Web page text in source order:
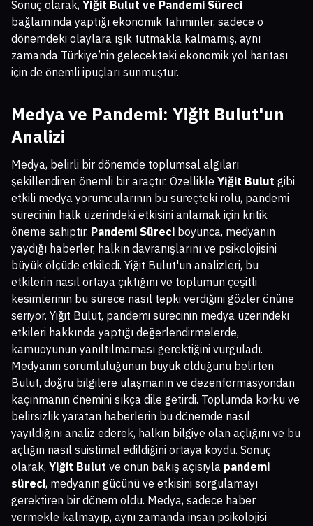
Sonuç olarak, Yiğit Bulut ve Pandemi Süreci
bağlamında yaptığı ekonomik tahminler, sadece o
dönemdeki olaylara ışık tutmakla kalmamış, aynı
zamanda Türkiye’nin gelecekteki ekonomik yol haritası
için de önemli ipuçları sunmuştur.
Medya ve Pandemi: Yiğit Bulut'un
Analizi
Medya, belirli bir dönemde toplumsal algıları
şekillendiren önemli bir araçtır. Özellikle Yiğit Bulut gibi
etkili medya yorumcularının bu süreçteki rolü, pandemi
sürecinin halk üzerindeki etkisini anlamak için kritik
öneme sahiptir. Pandemi Süreci boyunca, medyanın
yaydığı haberler, halkın davranışlarını ve psikolojisini
büyük ölçüde etkiledi. Yiğit Bulut'un analizleri, bu
etkilerin nasıl ortaya çıktığını ve toplumun çeşitli
kesimlerinin bu sürece nasıl tepki verdiğini gözler önüne
seriyor. Yiğit Bulut, pandemi sürecinin medya üzerindeki
etkileri hakkında yaptığı değerlendirmelerde,
kamuoyunun yanıltılmaması gerektiğini vurguladı.
Medyanın sorumluluğunun büyük olduğunu belirten
Bulut, doğru bilgilere ulaşmanın ve dezenformasyondan
kaçınmanın önemini sıkça dile getirdi. Toplumda korku ve
belirsizlik yaratan haberlerin bu dönemde nasıl
yayıldığını analiz ederek, halkın bilgiye olan açlığını ve bu
açlığın nasıl suistimal edildiğini ortaya koydu. Sonuç
olarak, Yiğit Bulut ve onun bakış açısıyla pandemi
süreci, medyanın gücünü ve etkisini sorgulamayı
gerektiren bir dönem oldu. Medya, sadece haber
vermekle kalmayıp, aynı zamanda insan psikolojisi